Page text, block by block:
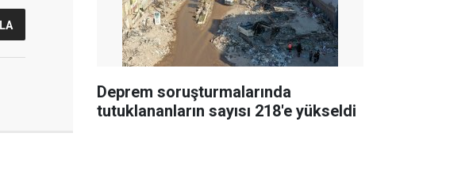
Deprem soruşturmalarında
tutuklananların sayısı 218'e yükseldi